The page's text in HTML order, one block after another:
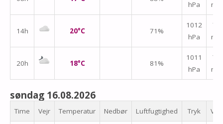
hPa
m/s
14h 20°C 71%
1012
hPa
↑
m/s
20h 18°C 81%
1011
hPa
↑
m/s
søndag 16.08.2026
Time Vejr Temperatur Nedbør Luftfugtighed Tryk